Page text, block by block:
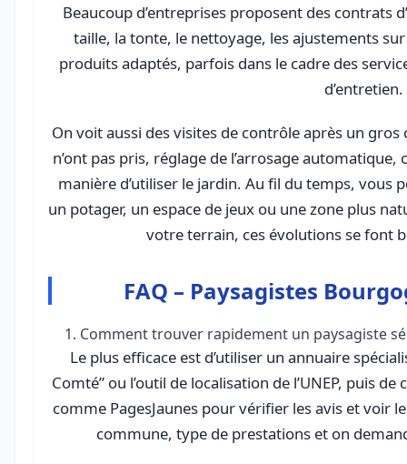
Beaucoup d’entreprises proposent des contrats
taille, la tonte, le nettoyage, les ajustements
produits adaptés, parfois dans le cadre des
d’entretien.
On voit aussi des visites de contrôle après un
n’ont pas pris, réglage de l’arrosage
manière d’utiliser le jardin. Au fil du temps, vous
un potager, un espace de jeux ou une zone plus
votre terrain, ces évolutions se font
FAQ – Paysagistes
1. Comment trouver rapidement un paysagiste
Le plus efficace est d’utiliser un annuaire
Comté” ou l’outil de localisation de l’UNEP, puis
comme PagesJaunes pour vérifier les avis et voir
commune, type de prestations et on